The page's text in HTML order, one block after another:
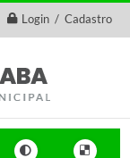
Login / Cadastro